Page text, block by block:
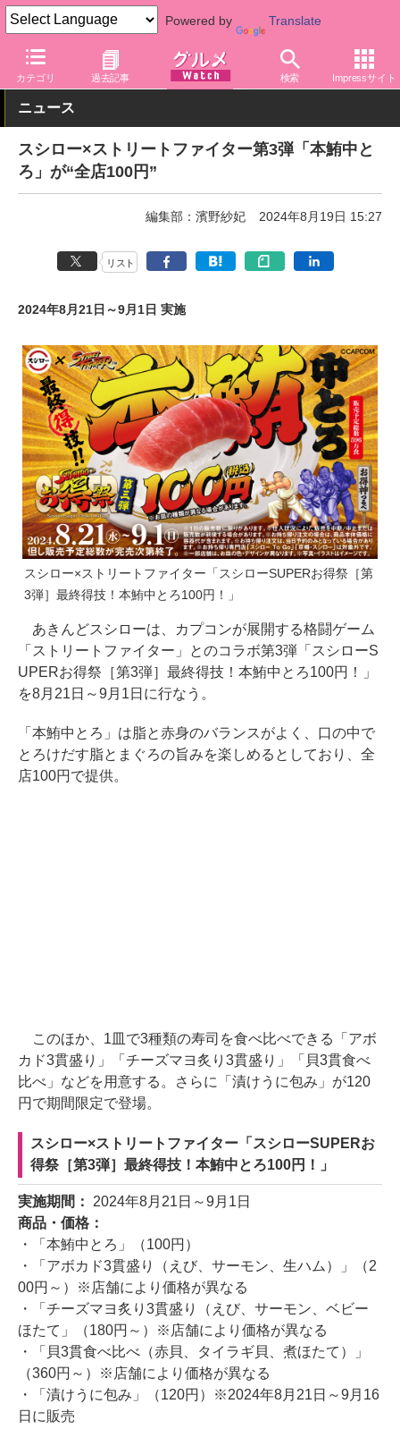
Powered by Translate
カテゴリ 過去記事 検索 Impressサイト
グルメ Watch 店舗 スシロー
ニュース
スシロー×ストリートファイター第3弾「本鮪中と
ろ」が“全店100円”
編集部：濱野紗妃 2024年8月19日 15:27
リスト
2024年8月21日～9月1日 実施
スシロー×ストリートファイター「スシローSUPERお得祭［第
3弾］最終得技！本鮪中とろ100円！」
あきんどスシローは、カプコンが展開する格闘ゲーム
「ストリートファイター」とのコラボ第3弾「スシローS
UPERお得祭［第3弾］最終得技！本鮪中とろ100円！」
を8月21日～9月1日に行なう。
「本鮪中とろ」は脂と赤身のバランスがよく、口の中で
とろけだす脂とまぐろの旨みを楽しめるとしており、全
店100円で提供。
このほか、1皿で3種類の寿司を食べ比べできる「アボ
カド3貫盛り」「チーズマヨ炙り3貫盛り」「貝3貫食べ
比べ」などを用意する。さらに「漬けうに包み」が120
円で期間限定で登場。
スシロー×ストリートファイター「スシローSUPERお
得祭［第3弾］最終得技！本鮪中とろ100円！」
実施期間： 2024年8月21日～9月1日
商品・価格：
・「本鮪中とろ」（100円）
・「アボカド3貫盛り（えび、サーモン、生ハム）」（2
00円～）※店舗により価格が異なる
・「チーズマヨ炙り3貫盛り（えび、サーモン、ベビー
ほたて」（180円～）※店舗により価格が異なる
・「貝3貫食べ比べ（赤貝、タイラギ貝、煮ほたて）」
（360円～）※店舗により価格が異なる
・「漬けうに包み」（120円）※2024年8月21日～9月16
日に販売